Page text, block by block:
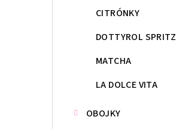
CITRÓNKY
DOTTYROL SPRITZ
MATCHA
LA DOLCE VITA
OBOJKY